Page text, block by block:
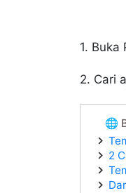
1. Buka
2. Cari
🌐
2